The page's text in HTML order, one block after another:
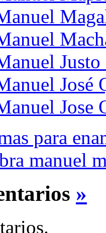
José
Jose
para
manuel
»